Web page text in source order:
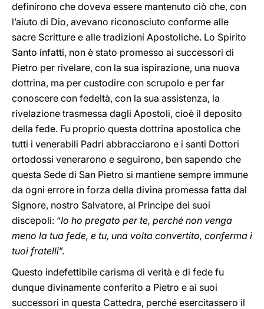
definirono che doveva essere mantenuto ciò che, con
l’aiuto di Dio, avevano riconosciuto conforme alle
sacre Scritture e alle tradizioni Apostoliche. Lo Spirito
Santo infatti, non è stato promesso ai successori di
Pietro per rivelare, con la sua ispirazione, una nuova
dottrina, ma per custodire con scrupolo e per far
conoscere con fedeltà, con la sua assistenza, la
rivelazione trasmessa dagli Apostoli, cioè il deposito
della fede. Fu proprio questa dottrina apostolica che
tutti i venerabili Padri abbracciarono e i santi Dottori
ortodossi venerarono e seguirono, ben sapendo che
questa Sede di San Pietro si mantiene sempre immune
da ogni errore in forza della divina promessa fatta dal
Signore, nostro Salvatore, al Principe dei suoi
discepoli: “Io ho pregato per te, perché non venga
meno la tua fede, e tu, una volta convertito, conferma i
tuoi fratelli”.
Questo indefettibile carisma di verità e di fede fu
dunque divinamente conferito a Pietro e ai suoi
successori in questa Cattedra, perché esercitassero il